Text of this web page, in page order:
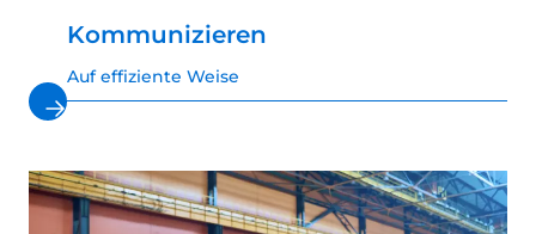
Kommunizieren
Auf effiziente Weise